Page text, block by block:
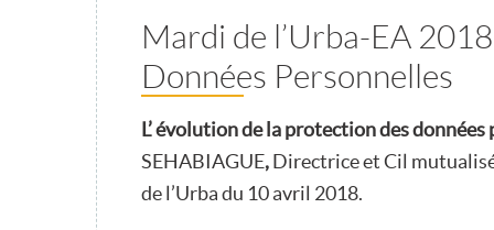
Mardi de l’Urba-EA
Données Personnelles
L’ évolution de la protection des
SEHABIAGUE,Directrice et Cil
de l’Urba du 10 avril 2018.